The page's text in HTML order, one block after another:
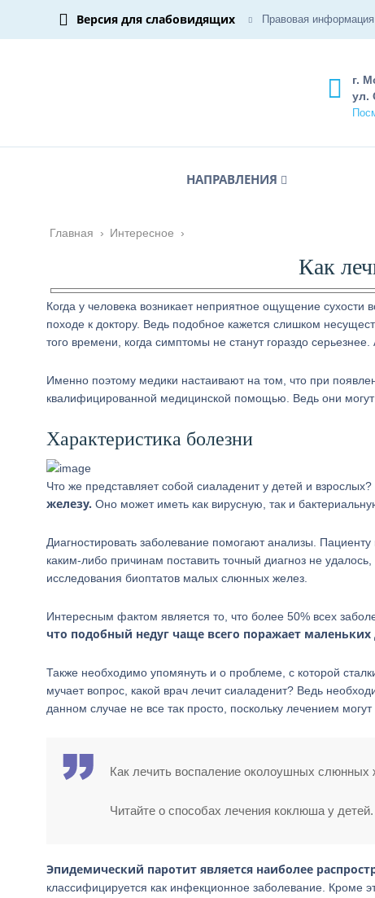
Версия для слабовидящих Правовая информация
г.
ул.
НАПРАВЛЕНИЯ
Главная › Интересное ›
Как
Когда у человека возникает неприятное ощущение
походе к доктору. Ведь подобное кажется слишком
того времени, когда симптомы не станут гораздо
Именно поэтому медики настаивают на том, что при
квалифицированной медицинской помощью. Ведь они могут
Характеристика болезни
Что же представляет собой сиаладенит у детей и взрослых?
железу. Оно может иметь как вирусную, так и
Диагностировать заболевание помогают анализы.
каким-либо причинам поставить точный диагноз не
исследования биоптатов малых слюнных желез.
Интересным фактом является то, что более 50% всех
что подобный недуг чаще всего поражает
Также необходимо упомянуть и о проблеме, с которой
мучает вопрос, какой врач лечит сиаладенит? Ведь
данном случае не все так просто, поскольку лечением могут
Как лечить воспаление околоушных слюнных
Читайте о способах лечения коклюша у детей.
Эпидемический паротит является наиболее
классифицируется как инфекционное заболевание. Кроме